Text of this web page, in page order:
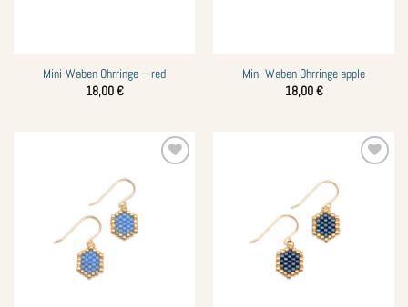
Mini-Waben Ohrringe – red
18,00€
Mini-Waben Ohrringe apple
18,00€
Wunschliste
Wunschliste